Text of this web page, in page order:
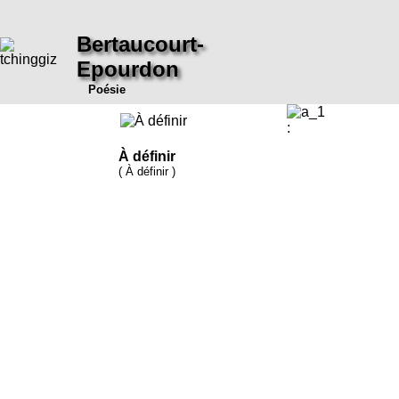
Bertaucourt-
Epourdon
Poésie
À définir
( À définir )
: